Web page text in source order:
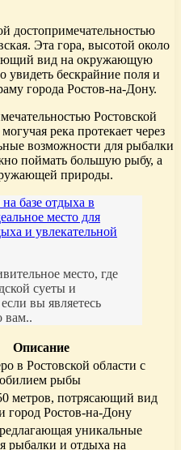
достопримечательностью
Эта гора, высотой около
вид на окружающую
бескрайние поля и
города Ростов-на-Дону.
Ростовской
река протекает через
возможности для рыбалки
поймать большую рыбу, а
природы.
базе отдыха в
место для
и увлекательной
место, где
суеты и
вы являетесь
вам..
Описание
в Ростовской области с
рыбы
метров, потрясающий вид
город Ростов-на-Дону
уникальные
рыбалки и отдыха на